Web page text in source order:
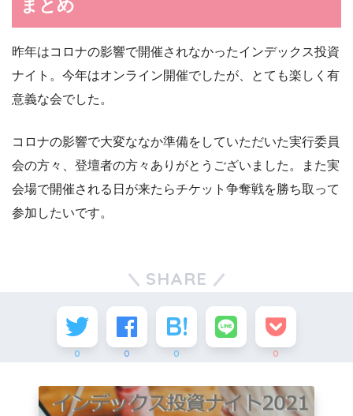
まとめ
昨年はコロナの影響で開催されなかったインデックス投資
ナイト。今年はオンライン開催でしたが、とても楽しく有
意義な会でした。
コロナの影響で大変ななか準備をしていただいた実行委員
会の方々、登壇者の方々ありがとうございました。また実
会場で開催される日が来たらチケット争奪戦を勝ち取って
参加したいです。
SHARE
0 0 0 0